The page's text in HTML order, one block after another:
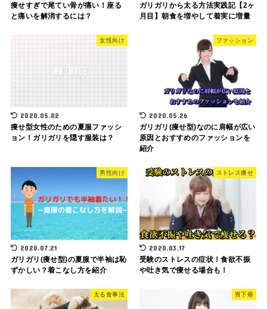
痩せすぎで尾てい骨が痛い！座る
と痛いを解消するには？
ガリガリから太る方法実践記【2ヶ
月目】朝食を増やして着実に増量
女性向け
2020.05.02
痩せ型女性のための夏服ファッシ
ョン！ガリガリを隠す服装は？
ファッション
2020.05.26
ガリガリ(痩せ型)なのに肩幅が広い
原因とおすすめのファッションを
紹介
男性向け
2020.07.21
ガリガリ(痩せ型)の夏服で半袖は恥
ずかしい？着こなし方を紹介
ストレス痩せ
2020.03.17
受験のストレスの症状！食欲不振
や吐き気で痩せる場合も！
太る食事法 胃下垂